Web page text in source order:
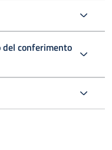
del conferimento